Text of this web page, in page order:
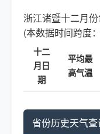
浙江诸暨十二月
(本数据时间跨度
十二
月日
期
平均最
高气温
省份历史天气查